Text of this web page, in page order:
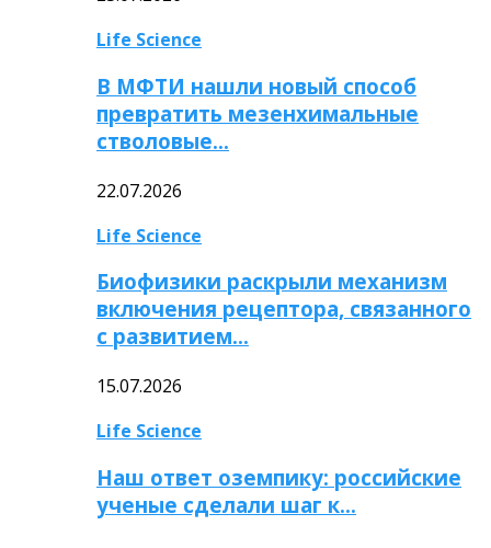
Life Science
В МФТИ нашли новый способ
превратить мезенхимальные
стволовые…
22.07.2026
Life Science
Биофизики раскрыли механизм
включения рецептора, связанного
с развитием…
15.07.2026
Life Science
Наш ответ оземпику: российские
ученые сделали шаг к…